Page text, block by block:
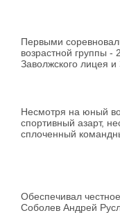
Первыми
возрастной группы -
Заволжского лицея
Несмотря на юный
спортивный азарт,
сплоченный
Обеспечивал
Соболев Андрей